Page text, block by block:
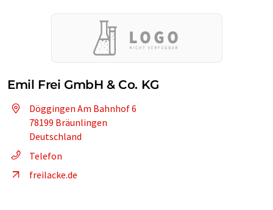
Emil Frei GmbH & Co. KG
Döggingen Am Bahnhof 6
78199 Bräunlingen
Deutschland
Telefon
freilacke.de